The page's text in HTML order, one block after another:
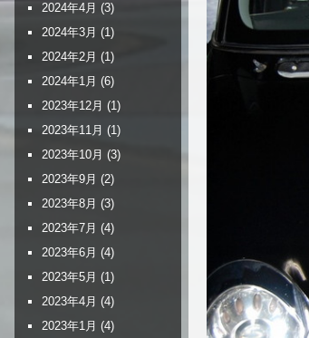
2024年4月 (3)
2024年3月 (1)
2024年2月 (1)
2024年1月 (6)
2023年12月 (1)
2023年11月 (1)
2023年10月 (3)
2023年9月 (2)
2023年8月 (3)
2023年7月 (4)
2023年6月 (4)
2023年5月 (1)
2023年4月 (4)
2023年1月 (4)